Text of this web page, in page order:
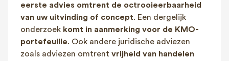
eerste advies omtrent de octrooieerbaarheid
van uw uitvinding of concept. Een dergelijk
onderzoek komt in aanmerking voor de KMO-
portefeuille. Ook andere juridische adviezen
zoals adviezen omtrent vrijheid van handelen